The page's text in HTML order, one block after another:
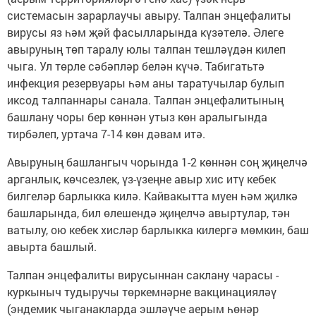
системасын зарарлаучы авыру. Талпан энцефалиты
вирусы яз һәм җәй фасылларында күзәтелә. Әлеге
авыруның төп таралу юлы талпан тешләүдән килеп
чыга. Ул төрле сәбәпләр белән күчә. Табигатьтә
инфекция резервуары һәм аны таратучылар булып
иксод талпаннары санала. Талпан энцефалитының
башлану чоры бер көннән утыз көн аралыгында
тирбәлеп, уртача 7-14 көн дәвам итә.
Авыруның башлангыч чорында 1-2 көннән соң җиңелчә
арганлык, көчсезлек, үз-үзеңне авыр хис итү кебек
билгеләр барлыкка килә. Кайвакытта муен һәм җилкә
башларында, бил өлешендә җиңелчә авыртулар, тән
ватылу, ою кебек хисләр барлыкка килергә мөмкин, баш
авырта башлый.
Талпан энцефалиты вирусыннан саклану чарасы -
куркыныч тудыручы төркемнәрне вакцинацияләү
(эндемик чыганакларда эшләүче аерым һөнәр